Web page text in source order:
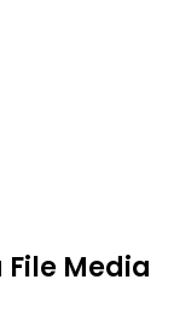
Media